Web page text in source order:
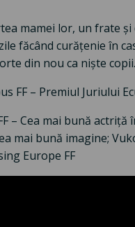
mamei lor, un frate și
făcând curățenie în
din nou ca niște copii.
FF – Premiul Juriului
– Cea mai bună
mai bună imagine;
Europe FF